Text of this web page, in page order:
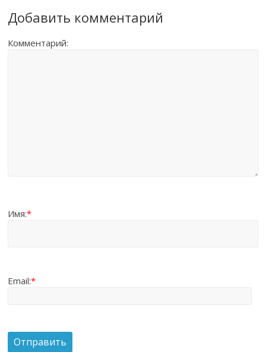
Добавить комментарий
Комментарий:
Имя:*
Email:*